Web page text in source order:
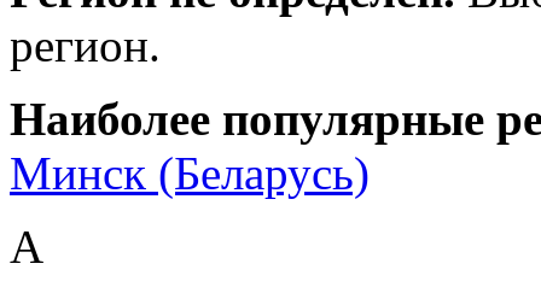
регион.
Наиболее популярные
Минск (Беларусь)
А